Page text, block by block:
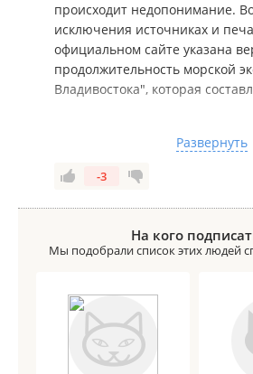
Мы оставили жалобу, но
изменится. "Мосты Владивостока"
разочарованием и не стоят
рекомендуем эту экскурсию
происходит недопонимание.
исключения источниках и
официальном сайте указана
продолжительность морской
Владивостока", которая
сеанса было немного
гостей данной экскурсии в
связи.
Также, при покупке экскурсий
билеты действительно не
предъявить при посадке. К
можем отвечать за
обеспечения устройств, и
справляются с этой задачей
Развернуть
-3
На кого
Мы подобрали список этих людей